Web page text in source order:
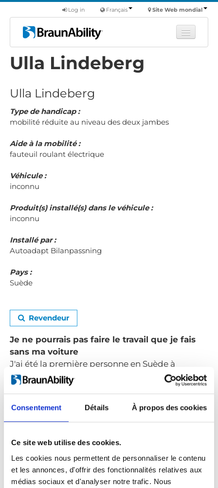
Consentement Détails À propos des cookies
Ce site web utilise des cookies.
Les cookies nous permettent de personnaliser le contenu
et les annonces, d'offrir des fonctionnalités relatives aux
médias sociaux et d'analyser notre trafic. Nous
Site Web mondial
Français
Log in
Apprendre
Véhicules utilitaires
Nous
Ulla Lindeberg
Ulla Lindeberg
Type de handicap :
mobilité réduite au niveau des deux jambes
Aide à la mobilité :
fauteuil roulant électrique
Véhicule :
inconnu
Produit(s) installé(s) dans le véhicule :
inconnu
Installé par :
Autoadapt Bilanpassning
Pays :
Suède
Revendeur
Je ne pourrais pas faire le travail que je fais
sans ma voiture
J'ai été la première personne en Suède à
acquérir une voiture adaptée me permettant de
rester dans mon fauteuil roulant pour conduire.
J'ai mis au point moi-même une sangle et je
vais de ville en ville pour la montrer dans des
travail. Je peins également et je charge souvent
la voiture de tableaux que j'amène à des
galeries d'art et d'autres endroits du même